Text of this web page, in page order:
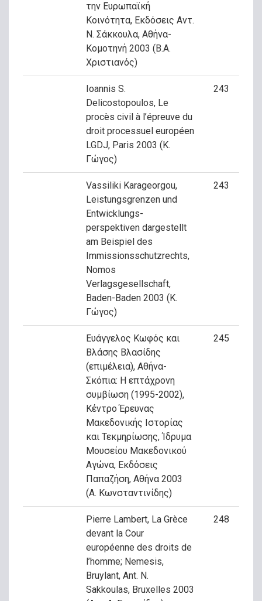
την Ευρωπαϊκή
Κοινότητα, Εκδόσεις Αντ.
Ν. Σάκκουλα, Αθήνα-
Κομοτηνή 2003 (Β.Α.
Χριστιανός)
Ioannis S.
Delicostopoulos, Le
procès civil à l’épreuve du
droit processuel européen
LGDJ, Paris 2003 (Κ.
Γώγος)
243
Vassiliki Karageorgou,
Leistungsgrenzen und
Entwicklungs-
perspektiven dargestellt
am Beispiel des
Immissionsschutzrechts,
Nomos
Verlagsgesellschaft,
Baden-Baden 2003 (Κ.
Γώγος)
243
Ευάγγελος Κωφός και
Βλάσης Βλασίδης
(επιμέλεια), Αθήνα-
Σκόπια: Η επτάχρονη
συμβίωση (1995-2002),
Κέντρο Έρευνας
Μακεδονικής Ιστορίας
και Τεκμηρίωσης, Ίδρυμα
Μουσείου Μακεδονικού
Αγώνα, Εκδόσεις
Παπαζήση, Αθήνα 2003
(Α. Κωνσταντινίδης)
245
Pierre Lambert, La Grèce
devant la Cour
européenne des droits de
l’homme; Nemesis,
Bruylant, Ant. N.
Sakkoulas, Bruxelles 2003
248